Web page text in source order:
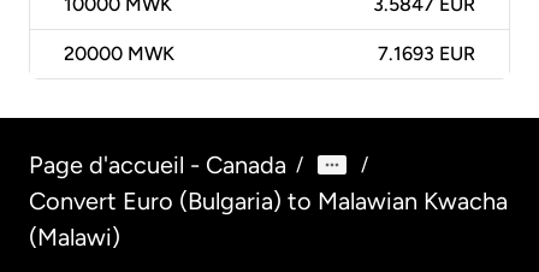
10000 MWK 3.5847 EUR
20000 MWK 7.1693 EUR
Page d'accueil - Canada / /
Convert Euro (Bulgaria) to Malawian Kwacha
(Malawi)